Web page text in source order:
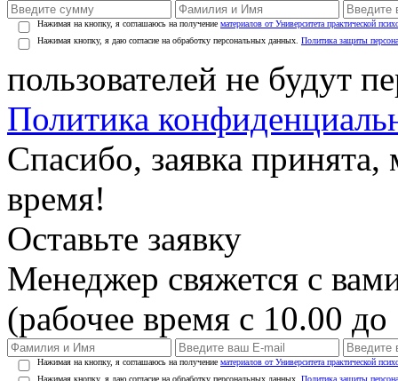
Нажимая на кнопку, я соглашаюсь на получение материалов от Университета практической
Нажимая кнопку, я даю согласие на обработку персональных данных. Политика защиты
пользователей не будут
Политика
Спасибо, заявка
время!
Оставьте заявку
Менеджер свяжется с
(рабочее время с 10.00
Нажимая на кнопку, я соглашаюсь на получение материалов от Университета практической
Нажимая кнопку, я даю согласие на обработку персональных данных. Политика защиты